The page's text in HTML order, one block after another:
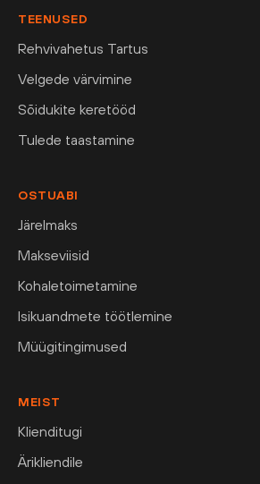
TEENUSED
Rehvivahetus Tartus
Velgede värvimine
Sõidukite keretööd
Tulede taastamine
OSTUABI
Järelmaks
Makseviisid
Kohaletoimetamine
Isikuandmete töötlemine
Müügitingimused
MEIST
Klienditugi
Ärikliendile